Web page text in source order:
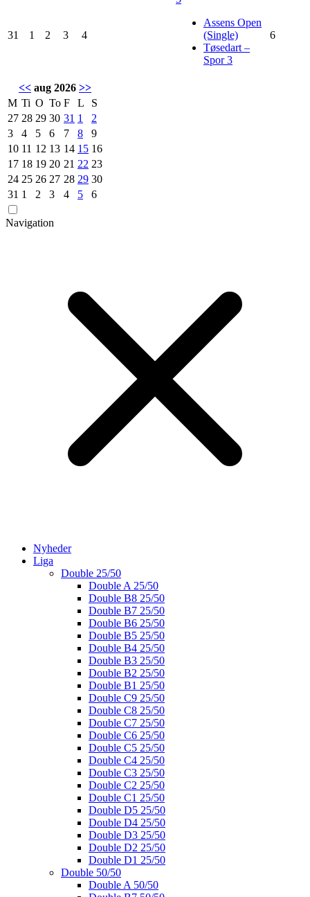
31 1 2 3 4
Assens Open
(Single)
Tøsedart –
Spor 3
6
<< aug 2026 >>
M Ti O To F L
S
27 28 29 30 31 1
2
3
4 5 6 7 8
9
10 11 12 13 14 15 16
17 18 19 20 21 22 23
24 25 26 27 28 29 30
31 1 2 3 4 5 6
Navigation
Nyheder
Liga
Double 25/50
Double A 25/50
Double B8 25/50
Double B7 25/50
Double B6 25/50
Double B5 25/50
Double B4 25/50
Double B3 25/50
Double B2 25/50
Double B1 25/50
Double C9 25/50
Double C8 25/50
Double C7 25/50
Double C6 25/50
Double C5 25/50
Double C4 25/50
Double C3 25/50
Double C2 25/50
Double C1 25/50
Double D5 25/50
Double D4 25/50
Double D3 25/50
Double D2 25/50
Double D1 25/50
Double 50/50
Double A 50/50